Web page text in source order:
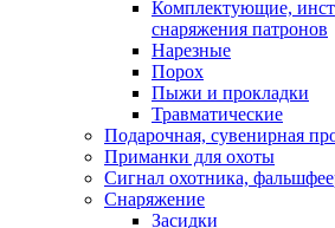
Комплектующие,
снаряжения патронов
Нарезные
Порох
Пыжи и прокладки
Травматические
Подарочная, сувенирная
Приманки для охоты
Сигнал охотника,
Снаряжение
Засидки